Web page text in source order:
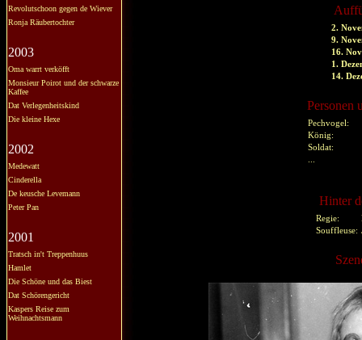
Revolutschoon gegen de Wiever
Ronja Räubertochter
2003
Oma warrt verköfft
Monsieur Poirot und der schwarze
Kaffee
Dat Verlegenheitskind
Die kleine Hexe
2002
Medewatt
Cinderella
De keusche Levemann
Peter Pan
2001
Tratsch in't Treppenhuus
Hamlet
Die Schöne und das Biest
Dat Schörengericht
Kaspers Reise zum
Weihnachtsmann
2.
9.
16.
1.
14.
Personen
Pechvogel:
König:
Soldat:
Hinter
Regie:
Souffleuse: